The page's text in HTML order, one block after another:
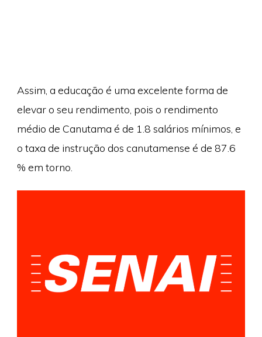
Assim, a educação é uma excelente forma de
elevar o seu rendimento, pois o rendimento
médio de Canutama é de 1.8 salários mínimos, e
o taxa de instrução dos canutamense é de 87.6
% em torno.